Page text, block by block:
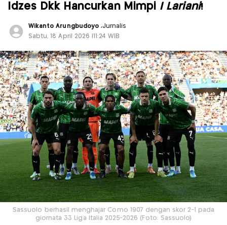
Idzes Dkk Hancurkan Mimpi I Lariani!
Wikanto Arungbudoyo ,Jurnalis
Sabtu, 18 April 2026 |11:24 WIB
Sassuolo berhasil menghajar Como 1907 dengan skor 2-1 pada
giornata 33 Liga Italia 2025-2026 (Foto: Sassuolo)